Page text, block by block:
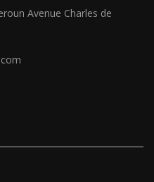
Avenue Charles de